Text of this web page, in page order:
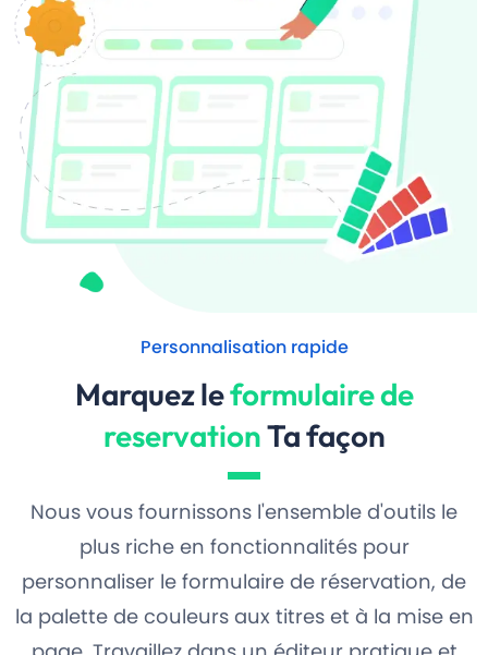
Personnalisation rapide
Marquez leformulaire de
reservationTa façon
Nous vous fournissons l'ensemble d'outils le
plus riche en fonctionnalités pour
personnaliser le formulaire de réservation, de
la palette de couleurs aux titres et à la mise en